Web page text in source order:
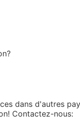
dans d'autres
Contactez-nous: